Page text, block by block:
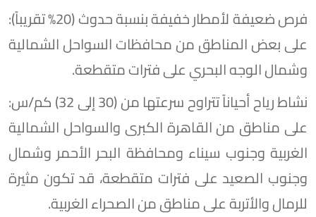
​فرص ضعيفة لأمطار خفيفة بنسبة حدوث (20% تقريباً):
على بعض المناطق من محافظات السواحل الشمالية
وشمال الوجه البحري على فترات متقطعة.
​نشاط رياح أحياناً تتراوح سرعتها من (30 إلى 32) كم/س:
على مناطق من القاهرة الكبرى والسواحل الشمالية
الغربية وجنوب سيناء ومحافظة البحر الأحمر وشمال
وجنوب الصعيد على فترات متقطعة، قد تكون مثيرة
للرمال والأتربة على مناطق من الصحراء الغربية.